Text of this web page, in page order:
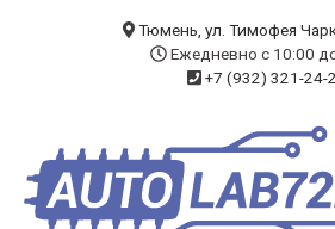
ЧИП-ТЮНИНГ
ДИАГНОСТИКА
Тюмень, ул. Тимофея
Ежедневно с 10:00
+7 (932) 321-24-